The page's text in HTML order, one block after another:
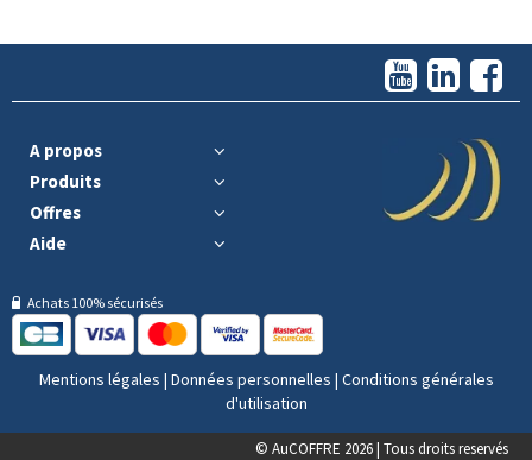
A propos
Produits
Offres
Aide
Achats 100% sécurisés
Mentions légales | Données personnelles | Conditions générales
d'utilisation
© AuCOFFRE 2026 | Tous droits reservés